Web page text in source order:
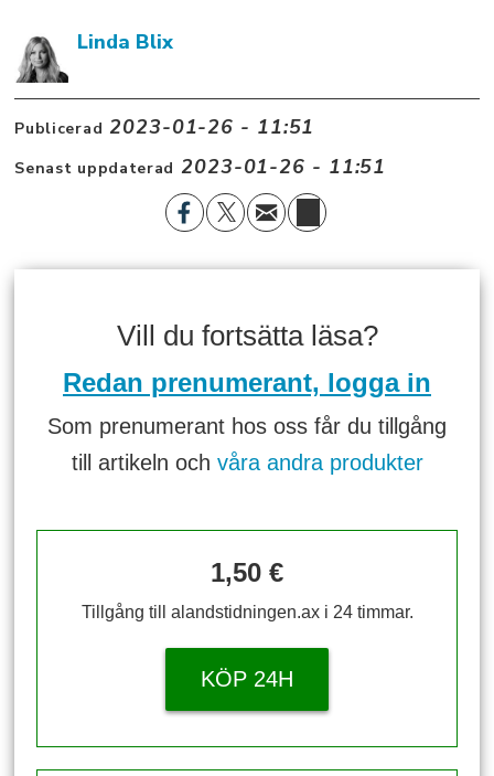
Linda Blix
Publicerad 2023-01-26 - 11:51
Senast uppdaterad 2023-01-26 - 11:51
Vill du fortsätta läsa?
Redan prenumerant, logga in
Som prenumerant hos oss får du tillgång
till artikeln och våra andra produkter
1,50 €
Tillgång till alandstidningen.ax i 24 timmar.
KÖP 24H